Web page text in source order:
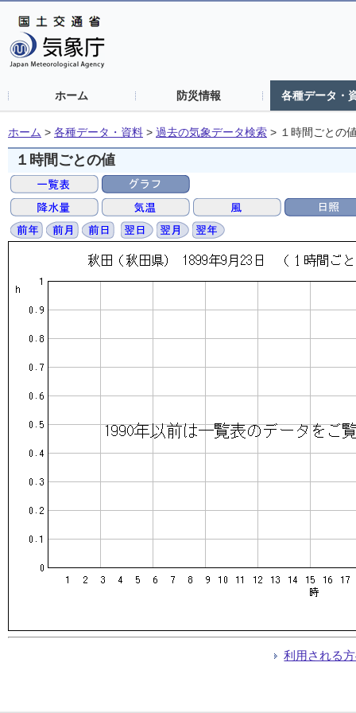
ホーム 防災情報 各種データ・
ホーム > 各種データ・資料 > 過去の気象データ検索 > １時間ごとの
１時間ごとの値
利用される